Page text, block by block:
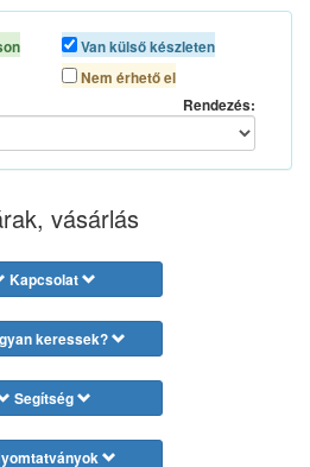
Van külső készleten
Nem érhető el
Rendezés:
vásárlás
Kapcsolat
keressek?
Segítség